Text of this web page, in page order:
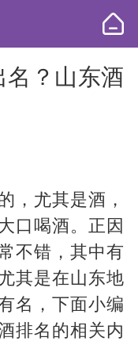
名？山东酒
，尤其是酒，
口喝酒。正因
不错，其中有
其是在山东地
名，下面小编
排名的相关内